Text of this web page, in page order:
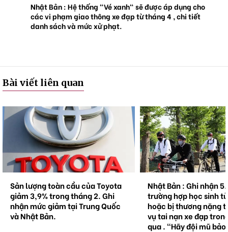
Nhật Bản : Hệ thống "Vé xanh" sẽ được áp dụng cho
các vi phạm giao thông xe đạp từ tháng 4 , chi tiết
danh sách và mức xử phạt.
Bài viết liên quan
Sản lượng toàn cầu của Toyota
giảm 3,9% trong tháng 2. Ghi
nhận mức giảm tại Trung Quốc
và Nhật Bản.
Nhật Bản : Ghi nhận
trường hợp học sinh
hoặc bị thương nặng
vụ tai nạn xe đạp
qua . "Hãy đội mũ